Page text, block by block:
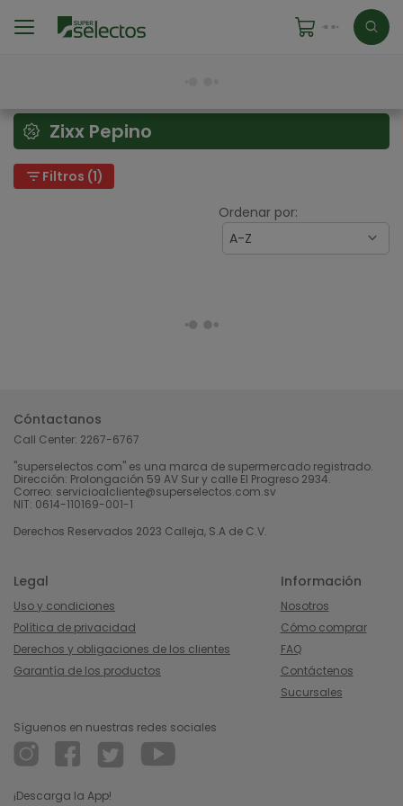
Zixx Pepino
filter_list Filtros (1)
Ordenar por:
A-Z
Cóntactanos
Call Center: 2267-6767
"superselectos.com" es una marca de supermercado registrado.
Dirección: Prolongación 59 AV Sur y calle El Progreso 2934.
Correo: servicioalcliente@superselectos.com.sv
NIT: 0614-110169-001-1
Derechos Reservados 2023 Calleja, S.A de C.V.
Legal
Uso y condiciones
Política de privacidad
Derechos y obligaciones de los clientes
Garantía de los productos
Información
Nosotros
Cómo comprar
FAQ
Contáctenos
Sucursales
Síguenos en nuestras redes sociales
¡Descarga la App!